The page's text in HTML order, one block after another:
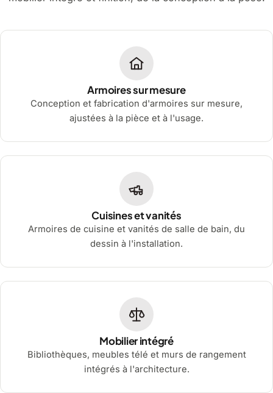
Armoires sur mesure
Conception et fabrication d'armoires sur mesure,
ajustées à la pièce et à l'usage.
Cuisines et vanités
Armoires de cuisine et vanités de salle de bain, du
dessin à l'installation.
Mobilier intégré
Bibliothèques, meubles télé et murs de rangement
intégrés à l'architecture.